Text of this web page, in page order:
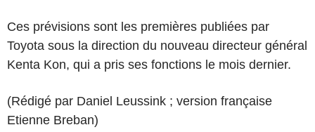
Ces prévisions sont les premières publiées par
Toyota sous la direction du nouveau directeur général
Kenta Kon, qui a pris ses fonctions le mois dernier.
(Rédigé par Daniel Leussink ; version française
Etienne Breban)